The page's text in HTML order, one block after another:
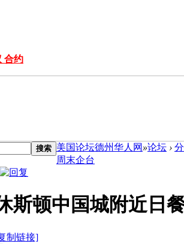
合约
搜索 美国论坛德州华人网 »论坛 ›
周末企台
斯顿中国城附近日
制链接]